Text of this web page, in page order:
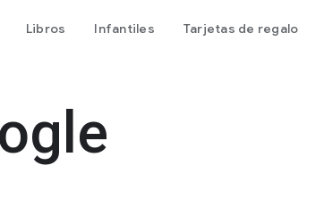
Libros Infantiles Tarjetas de regalo